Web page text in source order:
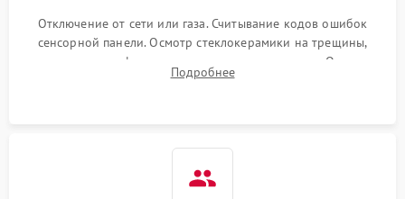
Отключение от сети или газа. Считывание кодов ошибок
сенсорной панели. Осмотр стеклокерамики на трещины,
проверка конфорок на равномерность нагрева. Опрос
клиента о симптомах (не включается, не видит посуду,
Подробнее